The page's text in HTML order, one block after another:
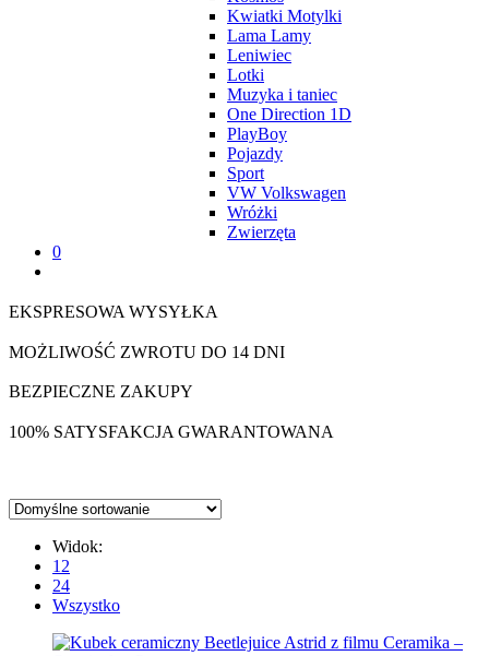
Kwiatki Motylki
Lama Lamy
Leniwiec
Lotki
Muzyka i taniec
One Direction 1D
PlayBoy
Pojazdy
Sport
VW Volkswagen
Wróżki
Zwierzęta
0
EKSPRESOWA WYSYŁKA
MOŻLIWOŚĆ ZWROTU DO 14 DNI
BEZPIECZNE ZAKUPY
100% SATYSFAKCJA GWARANTOWANA
Widok:
12
24
Wszystko